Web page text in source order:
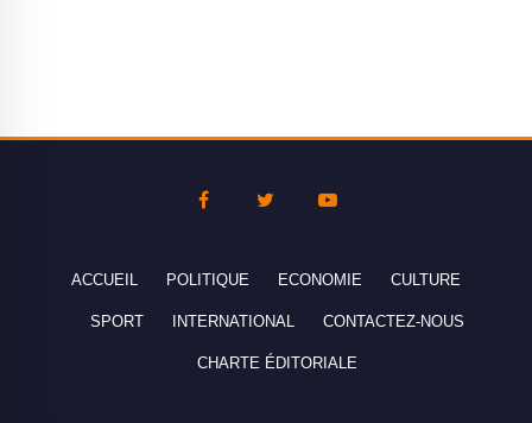
ACCUEIL POLITIQUE ECONOMIE CULTURE
SPORT INTERNATIONAL CONTACTEZ-NOUS
CHARTE ÉDITORIALE